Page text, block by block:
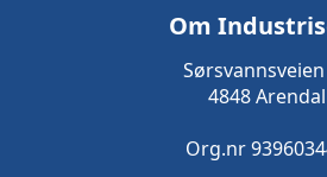
Om
4848 Arendal
Org.nr